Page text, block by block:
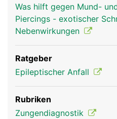
Was hilft gegen Mund-
Piercings - exotischer
Nebenwirkungen
Ratgeber
Epileptischer Anfall
Rubriken
Zungendiagnostik